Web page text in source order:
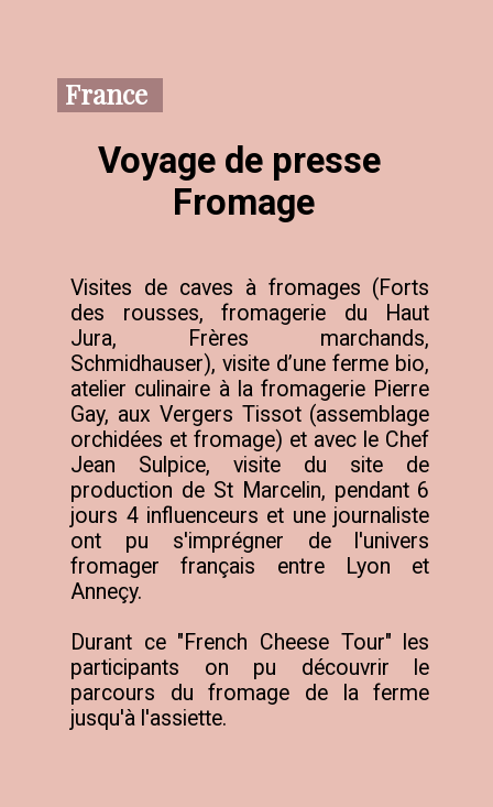
Voyage de presse
Fromage
France
Visites de caves à fromages (Forts
des rousses, fromagerie du Haut
Jura, Frères marchands,
Schmidhauser), visite d’une ferme bio,
atelier culinaire à la fromagerie Pierre
Gay, aux Vergers Tissot (assemblage
orchidées et fromage) et avec le Chef
Jean Sulpice, visite du site de
production de St Marcelin, pendant 6
jours 4 influenceurs et une journaliste
ont pu s'imprégner de l'univers
fromager français entre Lyon et
Anneçy.
Durant ce "French Cheese Tour" les
participants on pu découvrir le
parcours du fromage de la ferme
jusqu'à l'assiette.